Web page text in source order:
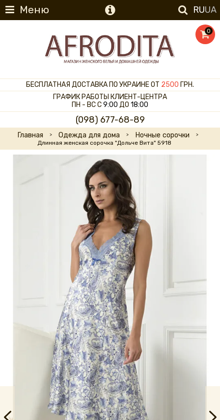
Меню RUUA
0
БЕСПЛАТНАЯ ДОСТАВКА ПО УКРАИНЕ ОТ 2500 ГРН.
ГРАФИК РАБОТЫ КЛИЕНТ-ЦЕНТРА
ПН - ВС С9:00 ДО 18:00
(098) 677-68-89
Главная Одежда для дома Ночные сорочки
Длинная женская сорочка "Дольче Вита" 5918